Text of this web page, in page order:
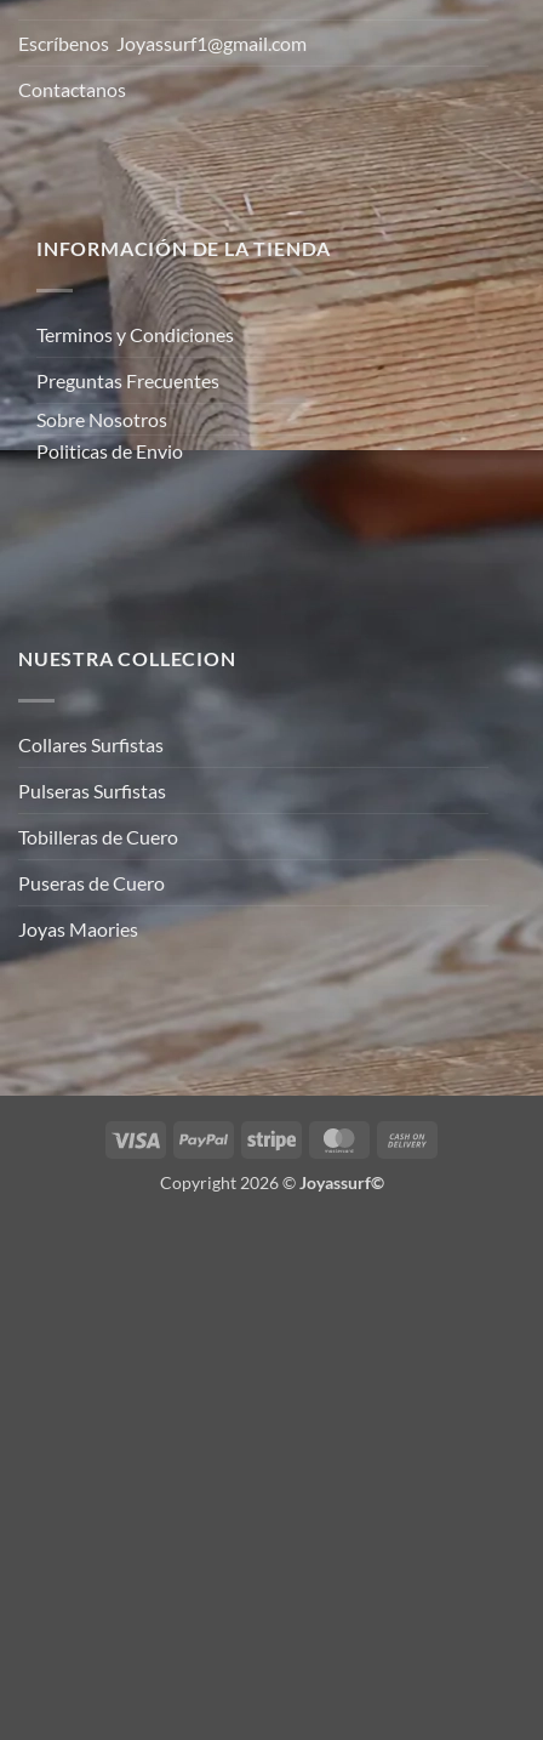
Escríbenos Joyassurf1@gmail.com
Contactanos
INFORMACIÓN DE LA TIENDA
Terminos y Condiciones
Preguntas Frecuentes
Sobre Nosotros
Politicas de Envio
NUESTRA COLLECION
Collares Surfistas
Pulseras Surfistas
Tobilleras de Cuero
Puseras de Cuero
Joyas Maories
Visa PayPal Stripe MasterCard
Copyright 2026 © Joyassurf©